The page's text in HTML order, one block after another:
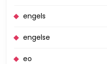
engels
engelse
eo